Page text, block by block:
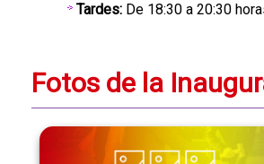
Tardes: De 18:30 a 20:30
Fotos de la